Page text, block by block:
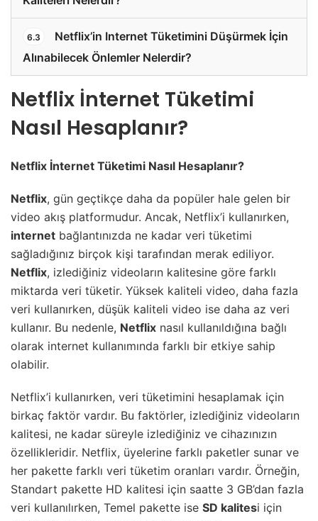
6.3
Netflix’in Internet Tüketimini Düşürmek İçin
Alınabilecek Önlemler Nelerdir?
Netflix İnternet Tüketimi
Nasıl Hesaplanır?
Netflix İnternet Tüketimi Nasıl Hesaplanır?
Netflix, gün geçtikçe daha da popüler hale gelen bir
video akış platformudur. Ancak, Netflix’i kullanırken,
internet bağlantınızda ne kadar veri tüketimi
sağladığınız birçok kişi tarafından merak ediliyor.
Netflix, izlediğiniz videoların kalitesine göre farklı
miktarda veri tüketir. Yüksek kaliteli video, daha fazla
veri kullanırken, düşük kaliteli video ise daha az veri
kullanır. Bu nedenle, Netflix nasıl kullanıldığına bağlı
olarak internet kullanımında farklı bir etkiye sahip
olabilir.
Netflix’i kullanırken, veri tüketimini hesaplamak için
birkaç faktör vardır. Bu faktörler, izlediğiniz videoların
kalitesi, ne kadar süreyle izlediğiniz ve cihazınızın
özellikleridir. Netflix, üyelerine farklı paketler sunar ve
her pakette farklı veri tüketim oranları vardır. Örneğin,
Standart pakette HD kalitesi için saatte 3 GB’dan fazla
veri kullanılırken, Temel pakette ise SD kalitesi için